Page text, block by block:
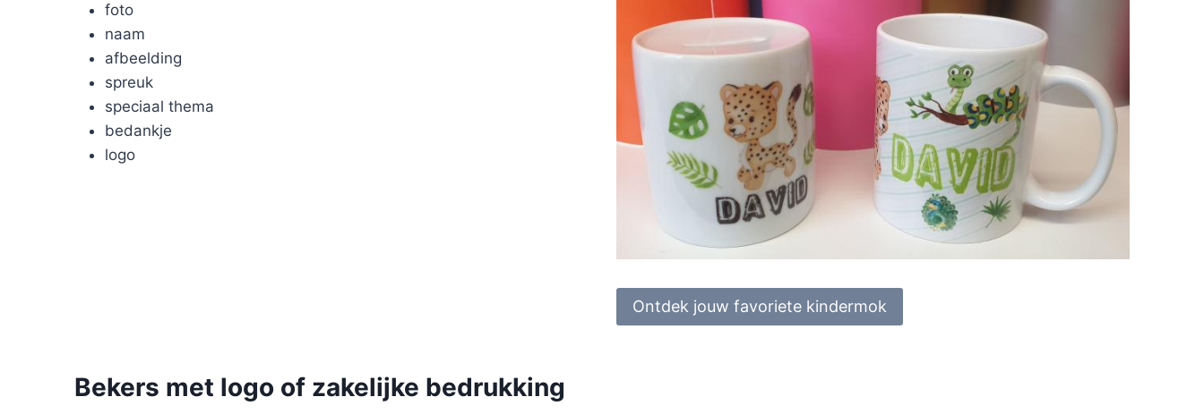
foto
naam
afbeelding
spreuk
speciaal thema
bedankje
logo
Ontdek jouw favoriete kindermok
Bekers met logo of zakelijke bedrukking